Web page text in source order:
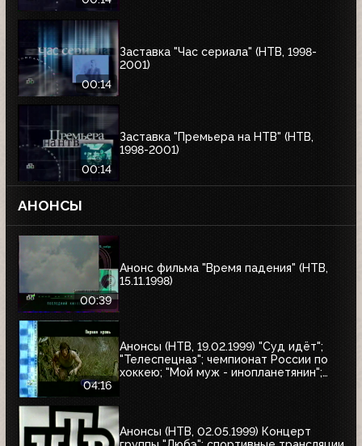
00:14
Заставка "Час сериала" (НТВ, 1998-
2001)
00:14
Заставка "Премьера на НТВ" (НТВ,
1998-2001)
АНОНСЫ
00:39
Анонс фильма "Время падения" (НТВ,
15.11.1998)
04:16
Анонсы (НТВ, 19.02.1999) "Суд идёт";
"Телеспецназ"; чемпионат России по
хоккею; "Мой муж - инопланетянин";
Анонсы (НТВ, 02.05.1999) Концерт